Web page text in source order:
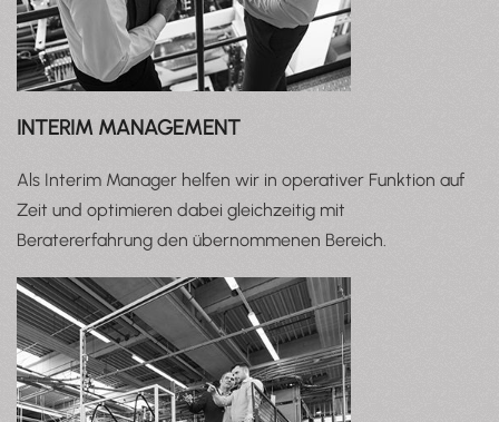
INTERIM MANAGEMENT
Als Interim Manager helfen wir in operativer Funktion auf
Zeit und optimieren dabei gleichzeitig mit
Beratererfahrung den übernommenen Bereich.